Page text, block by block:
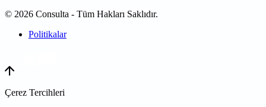
© 2026 Consulta - Tüm Hakları Saklıdır.
Politikalar
Çerez Tercihleri